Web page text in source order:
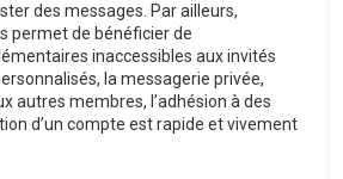
des messages. Par ailleurs,
permet de bénéficier de
inaccessibles aux invités
la messagerie privée,
autres membres, l’adhésion à des
d’un compte est rapide et vivement